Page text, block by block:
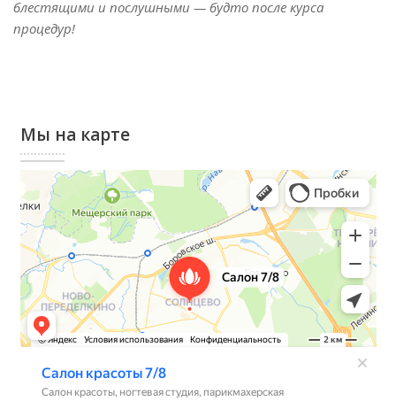
блестящими и послушными — будто после курса
процедур!
Мы на карте